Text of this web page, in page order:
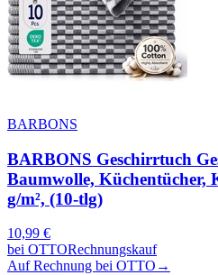
BARBONS
BARBONS Geschirrtuch
Baumwolle, Küchentücher,
g/m², (10-tlg)
10,99 €
bei OTTORechnungskauf
Auf Rechnung bei OTTO →